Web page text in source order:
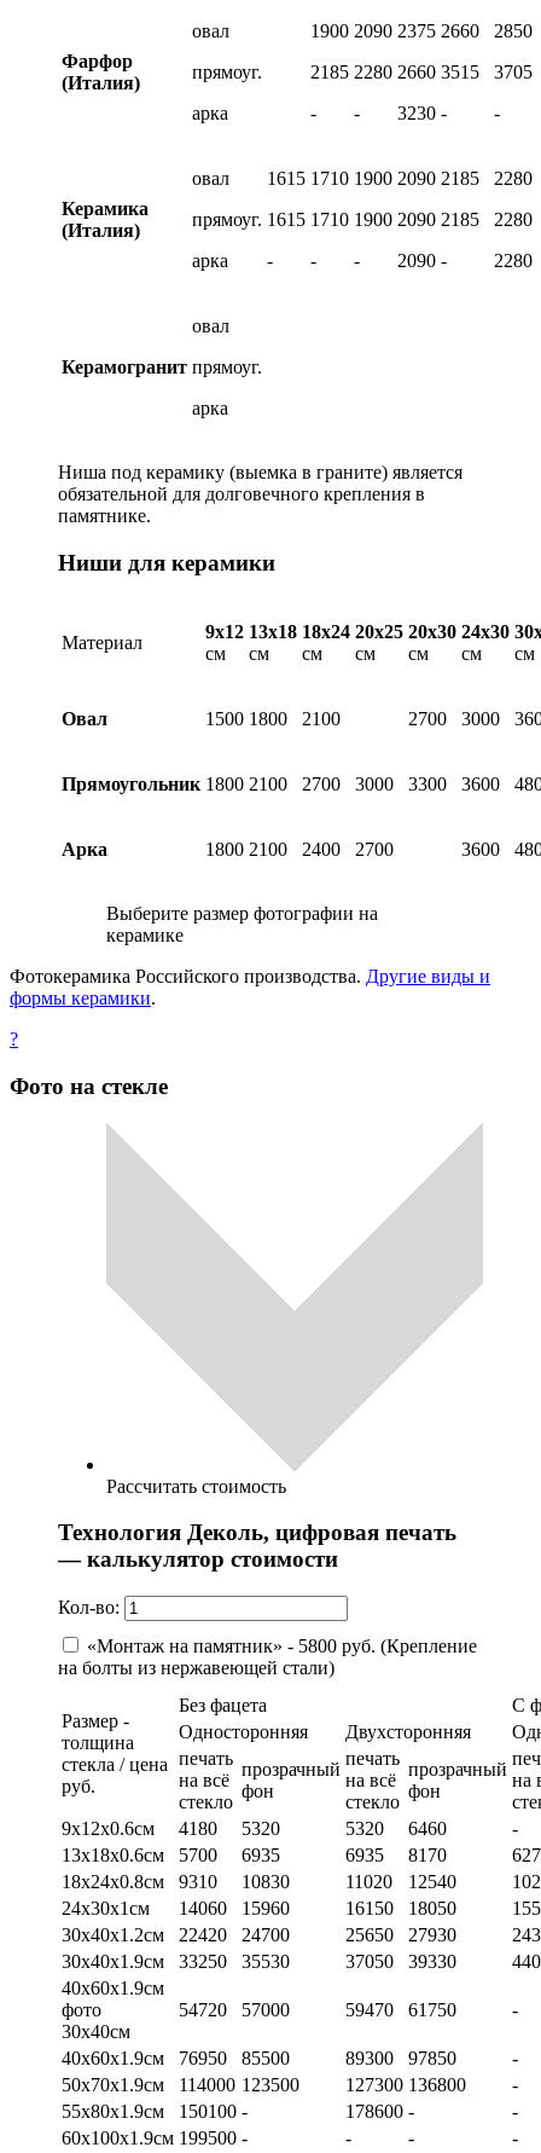
Фарфор
(Италия)
овал
прямоуг.
арка
1900
2185
-
2090
2280
-
2375
2660
3230
2660
3515
-
2850
3705
-
Керамика
(Италия)
овал
прямоуг.
арка
1615
1615
-
1710
1710
-
1900
1900
-
2090
2090
2090
2185
2185
-
2280
2280
2280
Керамогранит
овал
прямоуг.
арка
Ниша под керамику (выемка в граните) является
обязательной для долговечного крепления в
памятнике.
Ниши для керамики
Материал
9х12
см
13х18
см
18х24
см
20х25
см
20х30
см
24х30
см
см
Овал 1500 1800 2100 2700 3000
Прямоугольник 1800 2100 2700 3000 3300 3600
Арка 1800 2100 2400 2700 3600
Выберите размер фотографии на
керамике
Фотокерамика Российского производства. Другие виды и
формы керамики.
?
Фото на стекле
Рассчитать стоимость
Технология Деколь, цифровая печать
— калькулятор стоимости
Кол-во:
«Монтаж на памятник» - 5800 руб. (Крепление
на болты из нержавеющей стали)
Размер -
толщина
стекла / цена
руб.
Без фацета
С
Односторонняя
Двухсторонняя
печать
на всё
стекло
прозрачный
фон
печать
на всё
стекло
прозрачный
фон
на
9х12х0.6см
4180 5320 5320 6460
-
13х18х0.6см
5700 6935 6935 8170
18х24х0.8см
9310 10830 11020 12540
24х30х1см
14060 15960 16150 18050
30х40х1.2см
22420 24700 25650 27930
30х40х1.9см
33250 35530 37050 39330
40х60х1.9см
фото
30х40см
54720 57000 59470 61750 -
40х60х1.9см 76950 85500 89300 97850
-
50х70х1.9см
114000 123500 127300 136800
-
55х80х1.9см
150100 - 178600 -
-
60х100х1.9см 199500 - - -
-